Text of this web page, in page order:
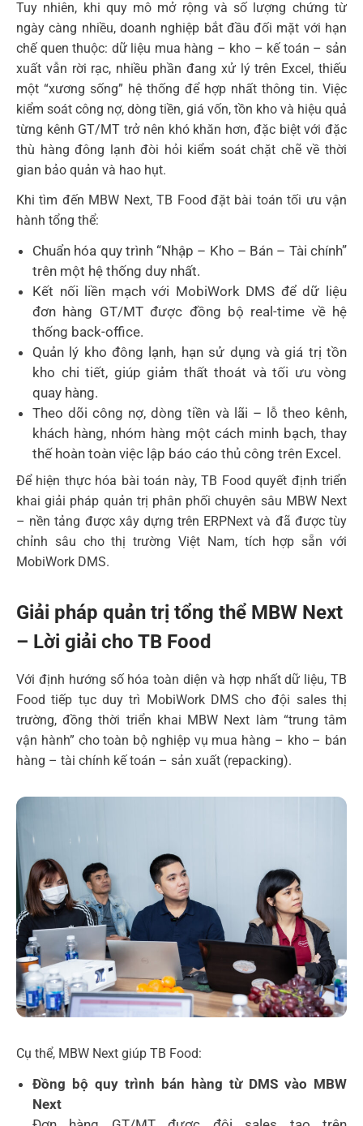
Tuy nhiên, khi quy mô mở rộng và số lượng chứng từ
ngày càng nhiều, doanh nghiệp bắt đầu đối mặt với hạn
chế quen thuộc: dữ liệu mua hàng – kho – kế toán – sản
xuất vẫn rời rạc, nhiều phần đang xử lý trên Excel, thiếu
một “xương sống” hệ thống để hợp nhất thông tin. Việc
kiểm soát công nợ, dòng tiền, giá vốn, tồn kho và hiệu quả
từng kênh GT/MT trở nên khó khăn hơn, đặc biệt với đặc
thù hàng đông lạnh đòi hỏi kiểm soát chặt chẽ về thời
gian bảo quản và hao hụt.
Khi tìm đến MBW Next, TB Food đặt bài toán tối ưu vận
hành tổng thể:
Chuẩn hóa quy trình “Nhập – Kho – Bán – Tài chính”
trên một hệ thống duy nhất.
Kết nối liền mạch với MobiWork DMS để dữ liệu
đơn hàng GT/MT được đồng bộ real-time về hệ
thống back-office.
Quản lý kho đông lạnh, hạn sử dụng và giá trị tồn
kho chi tiết, giúp giảm thất thoát và tối ưu vòng
quay hàng.
Theo dõi công nợ, dòng tiền và lãi – lỗ theo kênh,
khách hàng, nhóm hàng một cách minh bạch, thay
thế hoàn toàn việc lập báo cáo thủ công trên Excel.
Để hiện thực hóa bài toán này, TB Food quyết định triển
khai giải pháp quản trị phân phối chuyên sâu MBW Next
– nền tảng được xây dựng trên ERPNext và đã được tùy
chỉnh sâu cho thị trường Việt Nam, tích hợp sẵn với
MobiWork DMS.
Giải pháp quản trị tổng thể MBW Next
– Lời giải cho TB Food
Với định hướng số hóa toàn diện và hợp nhất dữ liệu, TB
Food tiếp tục duy trì MobiWork DMS cho đội sales thị
trường, đồng thời triển khai MBW Next làm “trung tâm
vận hành” cho toàn bộ nghiệp vụ mua hàng – kho – bán
hàng – tài chính kế toán – sản xuất (repacking).
Cụ thể, MBW Next giúp TB Food:
Đồng bộ quy trình bán hàng từ DMS vào MBW
Next